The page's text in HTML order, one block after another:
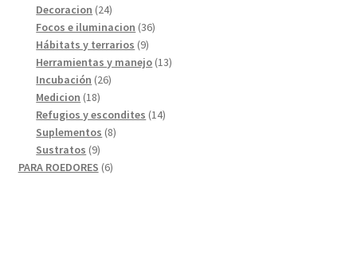
Decoracion 2424
productos
Focos e iluminacion 3636
Hábitats y terrarios 99
productos
Herramientas y manejo 1313
Incubación 2626
Medicion 1818
productos
Refugios y escondites 1414
Suplementos 88
Sustratos 99
productos
PARA ROEDORES 66